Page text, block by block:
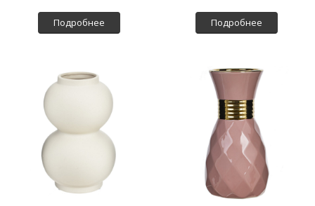
Подробнее Подробнее